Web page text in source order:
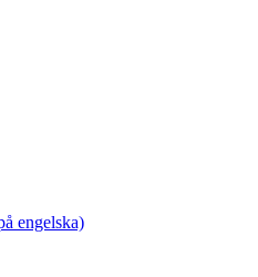
engelska)